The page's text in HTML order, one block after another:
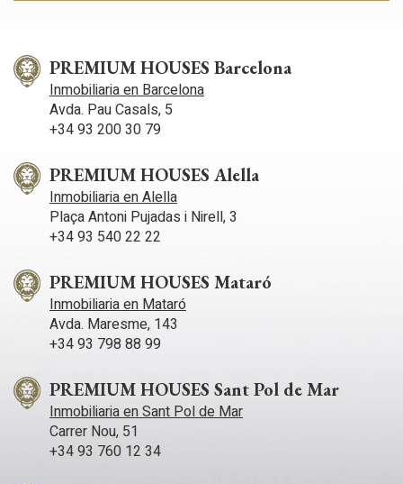
PREMIUM HOUSES Barcelona
Inmobiliaria en Barcelona
Avda. Pau Casals, 5
+34 93 200 30 79
PREMIUM HOUSES Alella
Inmobiliaria en Alella
Plaça Antoni Pujadas i Nirell, 3
+34 93 540 22 22
PREMIUM HOUSES Mataró
Inmobiliaria en Mataró
Avda. Maresme, 143
+34 93 798 88 99
PREMIUM HOUSES Sant Pol de Mar
Inmobiliaria en Sant Pol de Mar
Carrer Nou, 51
+34 93 760 12 34
a través de la observación continuada de sus hábitos de
navegación. Gracias a ellas, podemos conocer los hábitos
de navegación en el sitio web y mostrar publicidad
relacionada con el perfil de navegación del usuario.